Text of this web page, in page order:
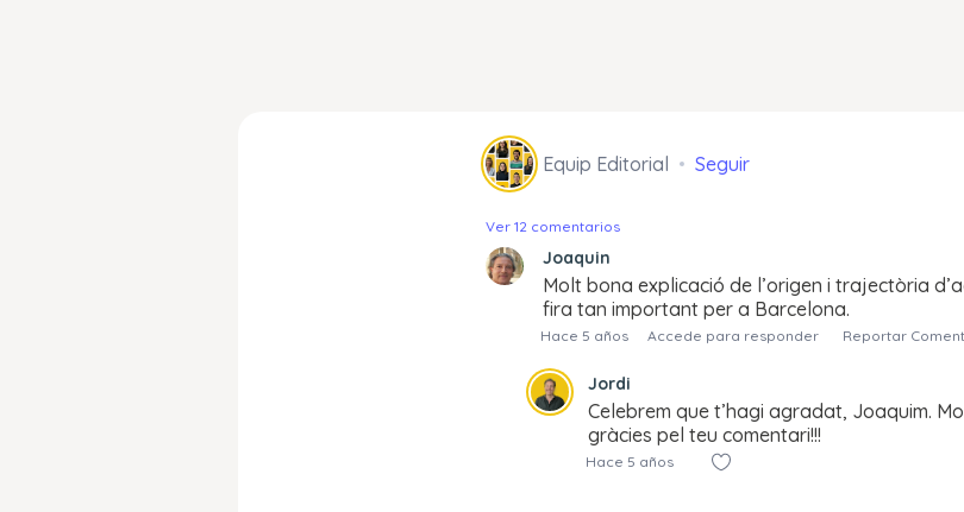
Equip Editorial Seguir
Ver 12 comentarios
Joaquin
Molt bona explicació de l’origen i trajectòria
fira tan important per a Barcelona.
Hace 5 años Accede para responder Reportar
Jordi
Celebrem que t’hagi agradat, Joaquim.
gràcies pel teu comentari!!!
Hace 5 años